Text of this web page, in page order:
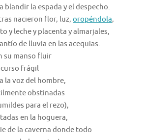
blandir la espada y el despecho.
nacieron flor, luz, oropéndola,
y leche y placenta y almarjales,
de lluvia en las acequias.
su manso fluir
frágil
la voz del hombre,
obstinadas
para el rezo),
en la hoguera,
de la caverna donde todo